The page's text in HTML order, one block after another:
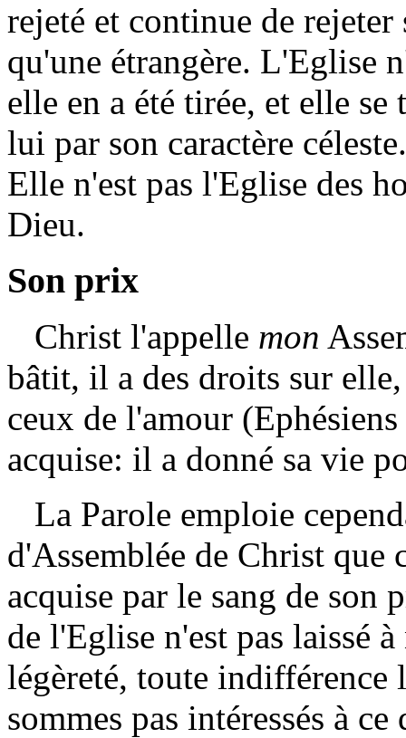
rejeté et continue de
qu'une étrangère. L'Eglise
elle en a été tirée, et elle
lui par son caractère céleste.
Elle n'est pas l'Eglise des
Dieu.
Son prix
Christ l'appelle mon
bâtit, il a des droits sur
ceux de l'amour
acquise: il a donné sa vie
La Parole emploie
d'Assemblée de Christ
acquise par le sang de
de l'Eglise n'est pas laissé
légèreté, toute indifférence
sommes pas intéressés à